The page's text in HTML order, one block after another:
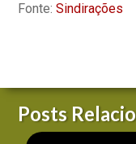
Fonte:Sindirações
Posts